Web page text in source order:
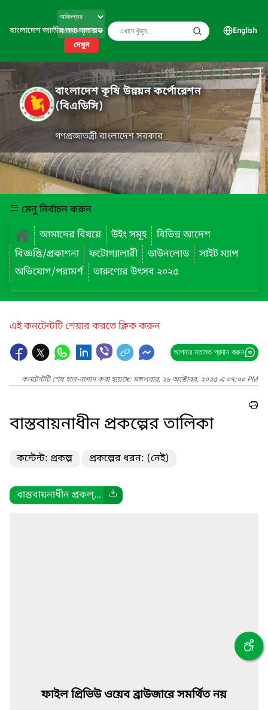
বাংলাদেশ জাতীয় তথ্য বাতায়ন
দেখুন
English
বাংলাদেশ কৃষি উন্নয়ন কর্পোরেশন
(বিএডিসি)
গণপ্রজাতন্ত্রী বাংলাদেশ সরকার
মেনু নির্বাচন করুন
আমাদের বিষয়ে
উইং সমূহ
বিভিন্ন আদেশ
বিজ্ঞপ্তি/প্রকাশনা
ফটোগ্যালারী ডাউনলোড
সাইট ম্যাপ
অভিযোগ/পরামর্শ
তারুণ্যের উৎসব ২০২৫
এই কনটেন্টটি শেয়ার করতে ক্লিক করুন
আপনার মতামত প্রদান করুন
কনটেন্টটি শেষ হাল-নাগাদ করা হয়েছে: মঙ্গলবার, ২৮ অক্টোবর, ২০২৫ এ ০৭:০০ PM
বাস্তবায়নাধীন প্রকল্পের তালিকা
কন্টেন্ট: প্রকল্প প্রকল্পের ধরন: (নেই)
বাস্তবায়নাধীন প্রকল্...
ফাইল প্রিভিউ ওয়েব ব্রাউজারে সমর্থিত নয়